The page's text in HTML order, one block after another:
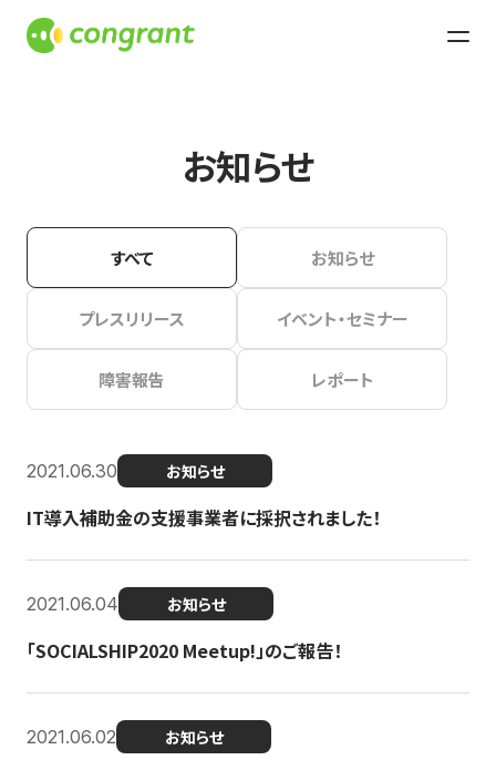
お知らせ
すべて お知らせ
プレスリリース イベント・セミナー
障害報告 レポート
2021.06.30 お知らせ
IT導入補助金の支援事業者に採択されました！
2021.06.04 お知らせ
「SOCIALSHIP2020 Meetup!」のご報告！
2021.06.02 お知らせ